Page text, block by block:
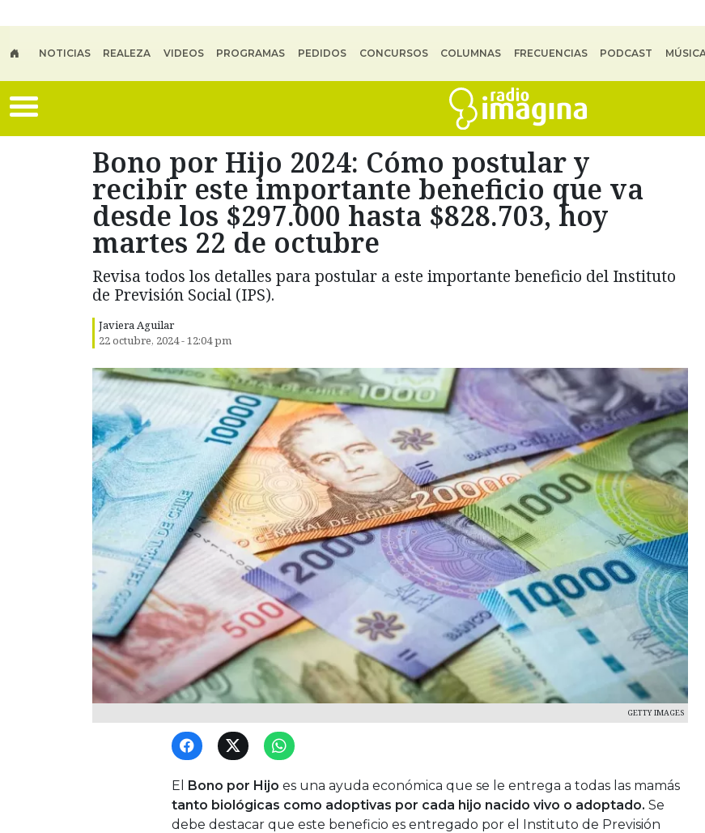
NOTICIAS REALEZA VIDEOS PROGRAMAS PEDIDOS CONCURSOS COLUMNAS FRECUENCIAS PODCAST
Bono por Hijo 2024: Cómo postular y
recibir este importante beneficio que va
desde los $297.000 hasta $828.703, hoy
martes 22 de octubre
Revisa todos los detalles para postular a este importante beneficio del Instituto
de Previsión Social (IPS).
Javiera Aguilar
22 octubre, 2024 - 12:04 pm
GETTY IMAGES
El Bono por Hijo es una ayuda económica que se le entrega a todas las mamás
tanto biológicas como adoptivas por cada hijo nacido vivo o adoptado. Se
debe destacar que este beneficio es entregado por el Instituto de Previsión